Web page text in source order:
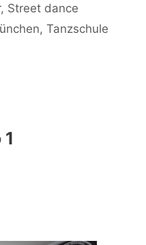
, Street dance
, Tanzschule